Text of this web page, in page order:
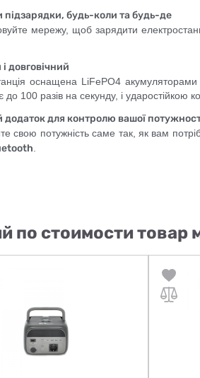
будь-коли та будь-де
мережу, щоб зарядити
довговічний
оснащена LiFePO4
до 100 разів на секунду, і ударостійкою
додаток для контролю вашої
свою потужність саме так, як вам
по стоимости товар